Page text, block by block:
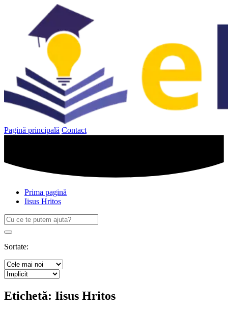
Pagină principală Contact
Prima pagină
Iisus Hritos
Caută
după:
Search
Sortate:
Etichetă: Iisus Hritos